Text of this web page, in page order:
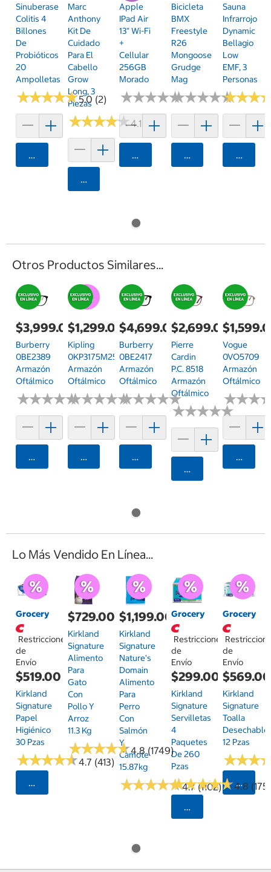
Sinuberase
Colitis 4
Billones
De
Probióticos
20
Ampolletas
★★★★★
★★★★★5.0 (2)
Agregar
Marc
Anthony
Kit De
Cuidado
Para El
Cabello
Grow
Long, 3
Piezas
★★★★★
★★★★★4.1 (11)
Agregar
Apple
IPad Air
13" Wi-Fi
+
Cellular
256GB
Morado
★★★★★
★★★★★
Agregar
Bicicleta
BMX
Freestyle
R26
Mongoose
Grudge
Mag
★★★★★
★★★★★
Agregar
Sauna
Infrarrojo
Dynamic
Bellagio
Low
EMF, 3
Personas
★★★
★★★
Otros Productos Similares...
$3,999.00
Burberry
0BE2389
Armazón
Oftálmico
★★★★★
★★★★★
Agregar
$1,299.00
Kipling
0KP3175M25652
Armazón
Oftálmico
★★★★★
★★★★★
Agregar
$4,699.00
Burberry
0BE2417
Armazón
Oftálmico
★★★★★
★★★★★
Agregar
$2,699.00
Pierre
Cardin
P.C. 8518
Armazón
Oftálmico
★★★★★
★★★★★
Agregar
Vogue
0VO5709
Armazón
Oftálmico
★★★
★★★
Lo Más Vendido En Línea...
Grocery
Restricciones
de
Envío
$519.00
Kirkland
Signature
Papel
Higiénico
30 Pzas
★★★★★
★★★★★4.7 (413)
Seleccionar Código Postal
$729.00
Kirkland
Signature
Alimento
Para
Gato
Con
Pollo Y
Arroz
11.3 Kg
★★★★★
★★★★★4.8 (1749)
$1,199.00
Kirkland
Signature
Nature's
Domain
Alimento
Para
Perro
Con
Salmón
Y
Camote
15.87kg
★★★★★
★★★★★4.7 (1102)
Grocery
Restricciones
de
Envío
$299.00
Kirkland
Signature
Servilletas
4
Paquetes
De 260
Pzas
★★★★★
★★★★★4.8 (175)
Seleccionar
Grocery
de
Envío
$569.00
Kirkland
Signature
Toalla
Desechable
12 Pzas
★★★
★★★